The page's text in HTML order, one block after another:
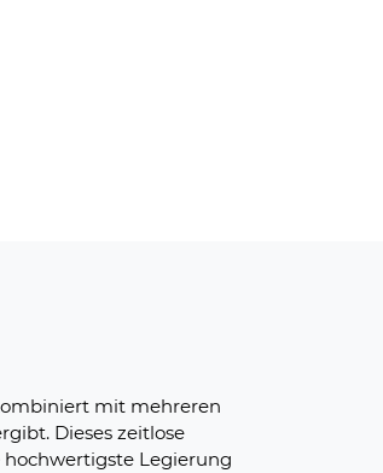
mit mehreren
Dieses zeitlose
Legierung